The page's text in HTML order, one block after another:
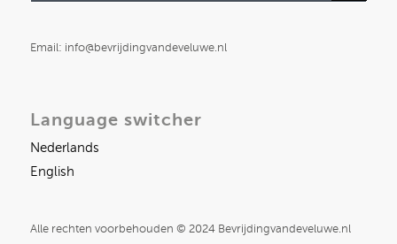
Email: info@bevrijdingvandeveluwe.nl
Language switcher
Nederlands
English
Alle rechten voorbehouden © 2024 Bevrijdingvandeveluwe.nl